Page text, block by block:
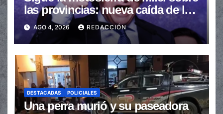
las provincias: nueva caída de las
transferencias no automáticas
AGO 4, 2026 REDACCIÓN
DESTACADAS POLICIALES
Una perra murió y su paseadora